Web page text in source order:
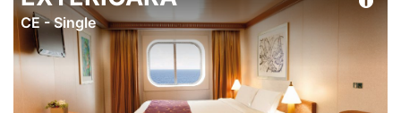
CE - Single